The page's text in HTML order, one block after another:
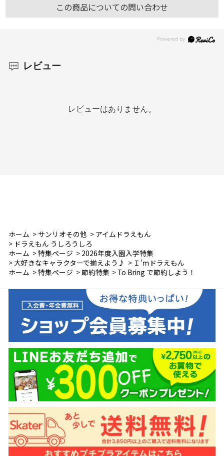
この商品についての問い合わせ
レビュー
レビューはありません。
ホーム > サンリオその他 > アイムドラえもん
> ドラえもん うしろうしろ
ホーム >特集ページ > 2026年度入園入学特集
>大好きなキャラクターで揃えよう♪ > Ｉ’ｍドラえもん
ホーム >特集ページ >節約特集 > To Bring で節約しよう！